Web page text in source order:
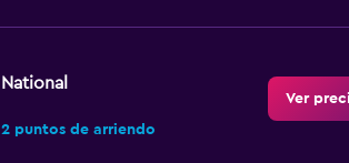
National
2 puntos de arriendo
Ver